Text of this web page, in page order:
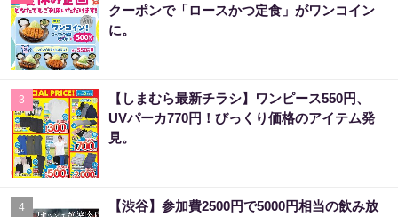
クーポンで「ロースかつ定食」がワンコイン
に。
3
【しまむら最新チラシ】ワンピース550円、
UVパーカ770円！びっくり価格のアイテム発
見。
4
【渋谷】参加費2500円で5000円相当の飲み放